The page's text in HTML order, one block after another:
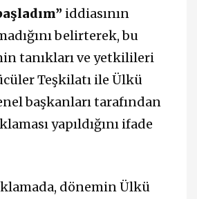
iddiasının
belirterek, bu
tanıkları ve yetkilileri
Teşkilatı ile Ülkü
başkanları tarafından
yapıldığını ifade
dönemin Ülkü